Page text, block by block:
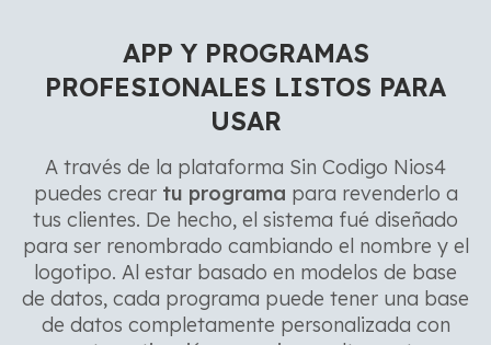
APP Y PROGRAMAS
PROFESIONALES LISTOS PARA
USAR
A través de la plataforma Sin Codigo Nios4
puedes crear tu programa para revenderlo a
tus clientes. De hecho, el sistema fué diseñado
para ser renombrado cambiando el nombre y el
logotipo. Al estar basado en modelos de base
de datos, cada programa puede tener una base
de datos completamente personalizada con